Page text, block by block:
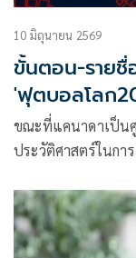
10 มิถุนายน 2569
ขั้นตอน-ราย
'ฟุตบอลโลก
ขณะที่แคนาดาเป็น
ประวัติศาสตร์ในก
โลก 2026 จะต้อนรั
วัฒนธรรม และฟุตบ